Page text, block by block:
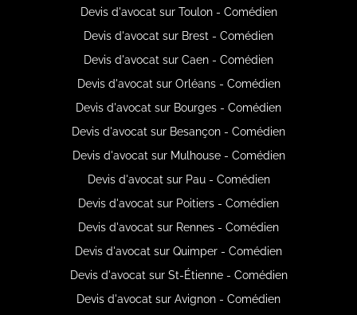
Devis d'avocat sur Toulon - Comédien
Devis d'avocat sur Brest - Comédien
Devis d'avocat sur Caen - Comédien
Devis d'avocat sur Orléans - Comédien
Devis d'avocat sur Bourges - Comédien
Devis d'avocat sur Besançon - Comédien
Devis d'avocat sur Mulhouse - Comédien
Devis d'avocat sur Pau - Comédien
Devis d'avocat sur Poitiers - Comédien
Devis d'avocat sur Rennes - Comédien
Devis d'avocat sur Quimper - Comédien
Devis d'avocat sur St-Étienne - Comédien
Devis d'avocat sur Avignon - Comédien